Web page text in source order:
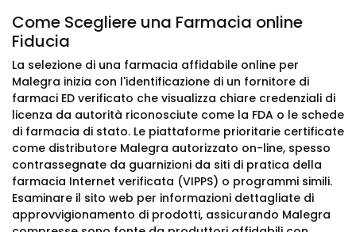
Come Scegliere una Farmacia online
Fiducia
La selezione di una farmacia affidabile online per
Malegra inizia con l'identificazione di un fornitore di
farmaci ED verificato che visualizza chiare credenziali di
licenza da autorità riconosciute come la FDA o le schede
di farmacia di stato. Le piattaforme prioritarie certificate
come distributore Malegra autorizzato on-line, spesso
contrassegnate da guarnizioni da siti di pratica della
farmacia Internet verificata (VIPPS) o programmi simili.
Esaminare il sito web per informazioni dettagliate di
approvvigionamento di prodotti, assicurando Malegra